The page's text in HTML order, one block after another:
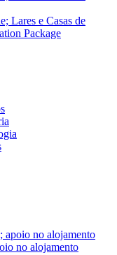
Lares e Casas de
Package
apoio no alojamento
no alojamento